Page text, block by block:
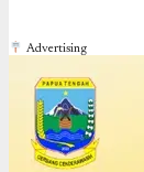
Advertising